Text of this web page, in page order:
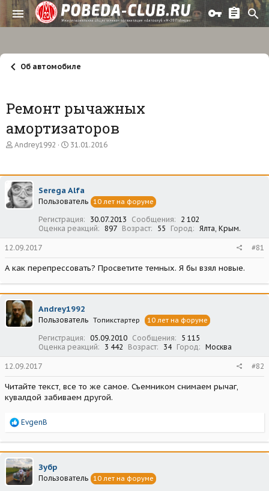
Об автомобиле
Ремонт рычажных
амортизаторов
А
о
р
т
е
Andrey1992
Д
а
а
ч
л
а
31.01.2016
Serega Alfa
Пользователь 10 лет на форуме
Регистрация 30.07.2013 Сообщения
2 102
Оценка реакций
897 Возраст 55 Город Ялта, Крым.
12.09.2017 #81
А как перепрессовать? Просветите темных. Я бы взял новые.
Andrey1992
Пользователь Топикстартер 10 лет на форуме
Регистрация 05.09.2010 Сообщения
5 115
Оценка реакций
3 442 Возраст 34 Город Москва
12.09.2017 #82
Читайте текст, все то же самое. Съемником снимаем рычаг,
кувалдой забиваем другой.
Р
а
к
ц
и
и
EvgenB
Зубр
Пользователь 10 лет на форуме